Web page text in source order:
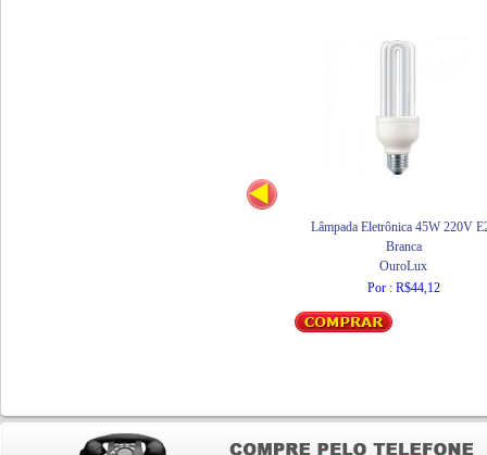
Lâmpada Eletrônica 45W 220V
Branca
OuroLux
Por : R$44,12